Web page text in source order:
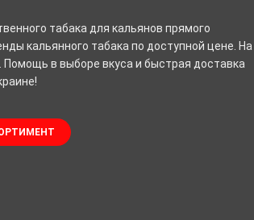
табака для кальянов прямого
кальянного табака по доступной цене. На
в выборе вкуса и быстрая доставка